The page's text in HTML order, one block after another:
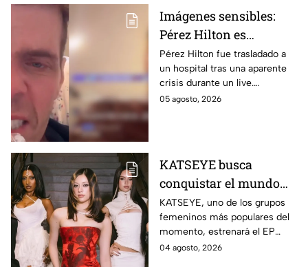
Imágenes sensibles:
Pérez Hilton es
hospitalizado tras
aparente crisis durante
transmisión en vivo |
VIDEO
Pérez Hilton fue trasladado a
un hospital tras una aparente
crisis durante un live.
Autoridades acudieron a su
05 agosto, 2026
KATSEYE busca
conquistar el mundo
con nueva música y
documental; crece la
incógnita sobre el
regreso de Manon |
KATSEYE, uno de los grupos
femeninos más populares del
momento, estrenará el EP
‘WILD’ y el documental ‘WILD
04 agosto, 2026